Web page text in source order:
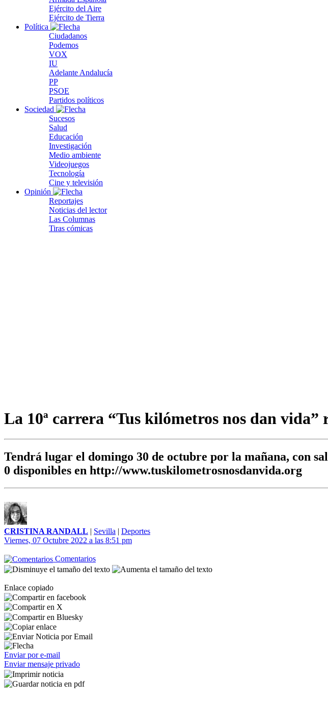
Ejército del Aire
Ejército de Tierra
Política
Ciudadanos
Podemos
VOX
IU
Adelante Andalucía
PP
PSOE
Partidos políticos
Sociedad
Sucesos
Salud
Educación
Investigación
Medio ambiente
Videojuegos
Tecnología
Cine y televisión
Opinión
Reportajes
Noticias del lector
Las Columnas
Tiras cómicas
La 10ª carrera “Tus kilómetros nos dan vida”
Tendrá lugar el domingo 30 de octubre por la mañana, con
0 disponibles en http://www.tuskilometrosnosdanvida.org
CRISTINA RANDALL | Sevilla | Deportes
Viernes, 07 Octubre 2022 a las 8:51 pm
Comentarios
Enlace copiado
Enviar por e-mail
Enviar mensaje privado